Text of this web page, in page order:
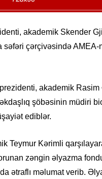
akademik Skender
çərçivəsində AMEA-
akademik
şöbəsinin müdiri
ediblər.
Teymur Kərimli
zəngin əlyazma
ətraflı məlumat verib.